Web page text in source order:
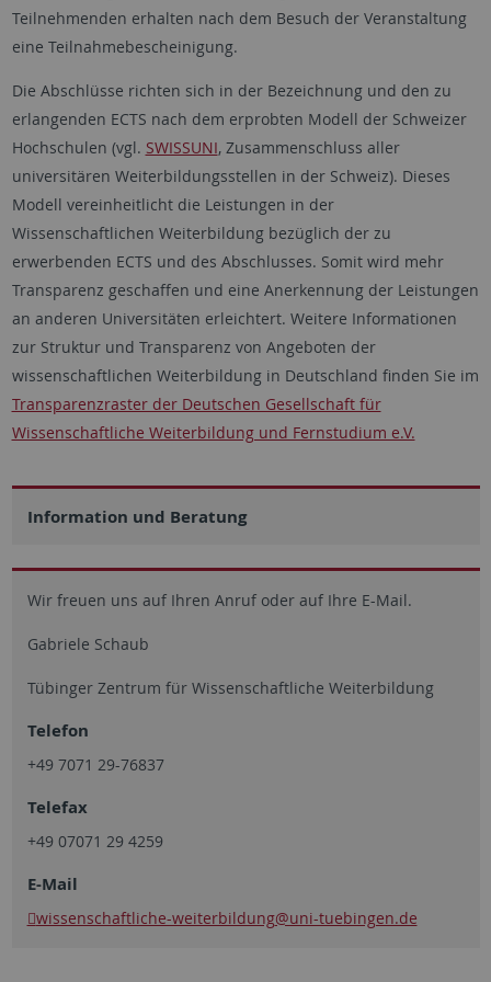
Teilnehmenden erhalten nach dem Besuch der Veranstaltung
eine Teilnahmebescheinigung.
Die Abschlüsse richten sich in der Bezeichnung und den zu
erlangenden ECTS nach dem erprobten Modell der Schweizer
Hochschulen (vgl. SWISSUNI, Zusammenschluss aller
universitären Weiterbildungsstellen in der Schweiz). Dieses
Modell vereinheitlicht die Leistungen in der
Wissenschaftlichen Weiterbildung bezüglich der zu
erwerbenden ECTS und des Abschlusses. Somit wird mehr
Transparenz geschaffen und eine Anerkennung der Leistungen
an anderen Universitäten erleichtert. Weitere Informationen
zur Struktur und Transparenz von Angeboten der
wissenschaftlichen Weiterbildung in Deutschland finden Sie im
Transparenzraster der Deutschen Gesellschaft für
Wissenschaftliche Weiterbildung und Fernstudium e.V.
Information und Beratung
Wir freuen uns auf Ihren Anruf oder auf Ihre E-Mail.
Gabriele Schaub
Tübinger Zentrum für Wissenschaftliche Weiterbildung
Telefon
+49 7071 29-76837
Telefax
+49 07071 29 4259
E-Mail
wissenschaftliche-weiterbildung@uni-tuebingen.de